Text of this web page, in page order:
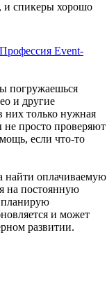
и спикеры хорошо
Профессия Event-
погружаешься
и другие
них только нужная
просто проверяют
если что-то
найти оплачиваемую
на постоянную
планирую
и может
развитии.